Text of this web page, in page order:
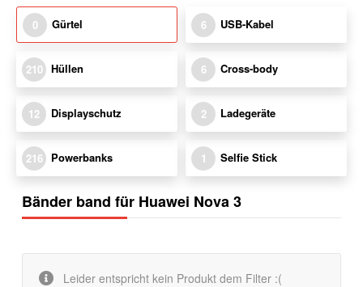
0 Gürtel 6 USB-Kabel
210 Hüllen 6 Cross-body
12 Displayschutz 2 Ladegeräte
216 Powerbanks 1 Selfie Stick
Bänder band für Huawei Nova 3
Leider entspricht kein Produkt dem Filter :(